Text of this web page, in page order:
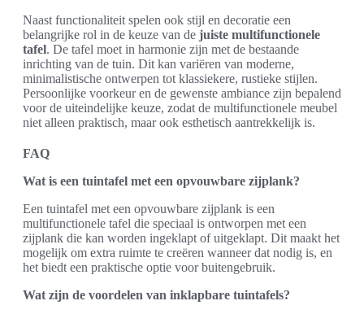
Naast functionaliteit spelen ook stijl en decoratie een
belangrijke rol in de keuze van de juiste multifunctionele
tafel. De tafel moet in harmonie zijn met de bestaande
inrichting van de tuin. Dit kan variëren van moderne,
minimalistische ontwerpen tot klassiekere, rustieke stijlen.
Persoonlijke voorkeur en de gewenste ambiance zijn bepalend
voor de uiteindelijke keuze, zodat de multifunctionele meubel
niet alleen praktisch, maar ook esthetisch aantrekkelijk is.
FAQ
Wat is een tuintafel met een opvouwbare zijplank?
Een tuintafel met een opvouwbare zijplank is een
multifunctionele tafel die speciaal is ontworpen met een
zijplank die kan worden ingeklapt of uitgeklapt. Dit maakt het
mogelijk om extra ruimte te creëren wanneer dat nodig is, en
het biedt een praktische optie voor buitengebruik.
Wat zijn de voordelen van inklapbare tuintafels?